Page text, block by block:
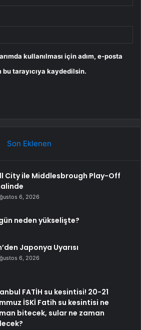
kullanılması için adım, e-posta
tarayıcıya kaydedilsin.
Son Eklenen
City ile Middlesbrough Play-Off
6, 2026
neden yükselişte?
Japonya Uyarısı
6, 2026
FATİH su kesintisi! 20-21
İSKİ Fatih su kesintisi ne
bitecek, sular ne zaman